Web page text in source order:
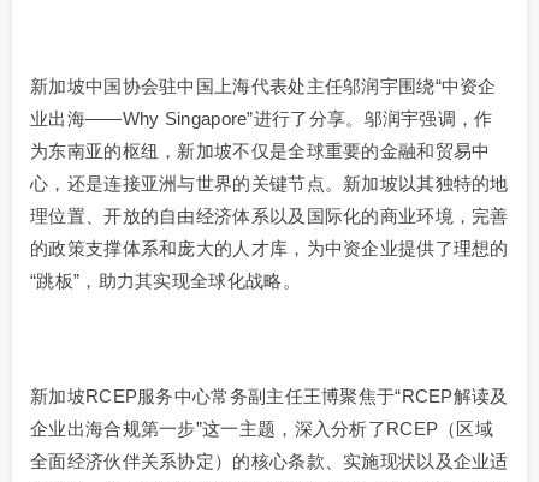
新加坡中国协会驻中国上海代表处主任邬润宇围绕“中资企
业出海——Why Singapore”进行了分享。邬润宇强调，作
为东南亚的枢纽，新加坡不仅是全球重要的金融和贸易中
心，还是连接亚洲与世界的关键节点。新加坡以其独特的地
理位置、开放的自由经济体系以及国际化的商业环境，完善
的政策支撑体系和庞大的人才库，为中资企业提供了理想的
“跳板”，助力其实现全球化战略。
新加坡RCEP服务中心常务副主任王博聚焦于“RCEP解读及
企业出海合规第一步”这一主题，深入分析了RCEP（区域
全面经济伙伴关系协定）的核心条款、实施现状以及企业适